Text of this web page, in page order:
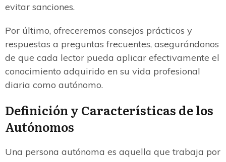
evitar sanciones.
Por último, ofreceremos consejos prácticos y
respuestas a preguntas frecuentes, asegurándonos
de que cada lector pueda aplicar efectivamente el
conocimiento adquirido en su vida profesional
diaria como autónomo.
Definición y Características de los
Autónomos
Una persona autónoma es aquella que trabaja por